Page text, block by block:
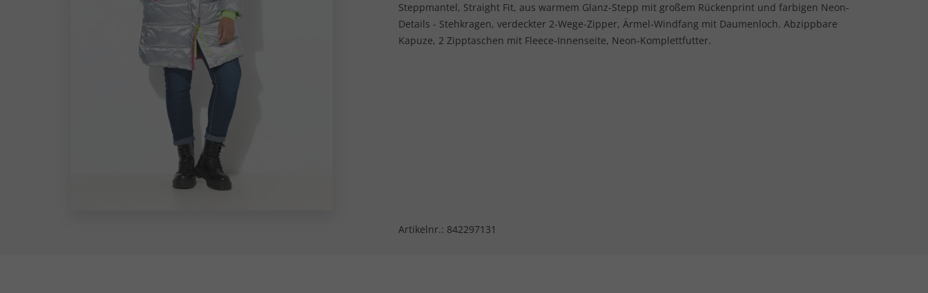
Steppmantel, Straight Fit, aus warmem Glanz-Stepp mit großem Rückenprint und farbigen Neon-
Details - Stehkragen, verdeckter 2-Wege-Zipper, Ärmel-Windfang mit Daumenloch. Abzippbare
Kapuze, 2 Zipptaschen mit Fleece-Innenseite, Neon-Komplettfutter.
Artikelnr.: 842297131